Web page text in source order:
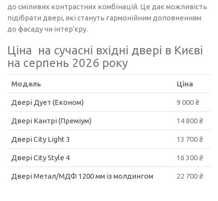
до сміливих контрастних комбінацій. Це дає можливість
підібрати двері, які стануть гармонійним доповненням
до фасаду чи інтер'єру.
Ціна на сучасні вхідні двері в Києві
на серпень 2026 року
Модель Ціна
Двері Дует (Економ) 9 000 ₴
Двері Кантрі (Преміум) 14 800 ₴
Двері City Light 3 13 700 ₴
Двері City Style 4 16 300 ₴
Двері Метал/МДФ 1200 мм із молдингом 22 700 ₴